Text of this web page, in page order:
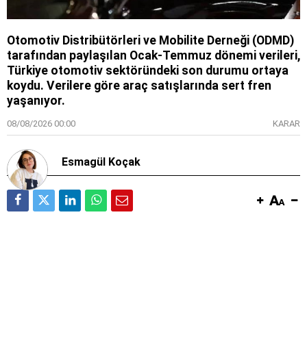
Otomotiv Distribütörleri ve Mobilite Derneği (ODMD)
tarafından paylaşılan Ocak-Temmuz dönemi verileri,
Türkiye otomotiv sektöründeki son durumu ortaya
koydu. Verilere göre araç satışlarında sert fren
yaşanıyor.
08/08/2026 00:00 KARAR
Esmagül Koçak